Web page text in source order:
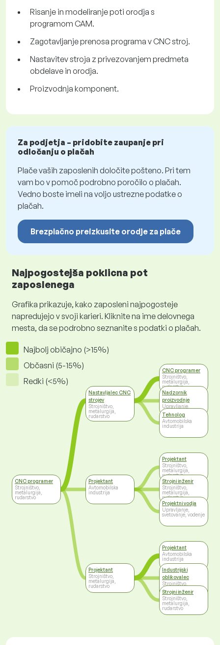
Risanje in modeliranje poti orodja s
programom CAM.
Zagotavljanje prenosa programa v CNC stroj.
Nastavitev stroja z privezovanjem predmeta
obdelave in orodja.
Proizvodnja komponent.
Za podjetja – pridobite zaupanje pri
odločanju o plačah
Plače vaših zaposlenih določite pošteno. Pri tem
vam bo v pomoč podrobno poročilo o plačah.
Vedno boste imeli na voljo ustrezne podatke o
plačah.
Brezplačno preizkusite orodje za plače
Najpogostejša poklicna pot
zaposlenega
Grafika prikazuje, kako zaposleni najpogosteje
napredujejo v svoji karieri. Kliknite na ime delovnega
mesta, da se podrobno seznanite s podatki o plačah.
Najbolj običajno (>15%)
Občasni (5-15%)
Redki (<5%)
CNC programer
Strojništvo,
metalurgija,
rudarstvo
Nastavljalec CNC
strojev
Strojništvo,
metalurgija,
rudarstvo
Projektant
Avtomobilska
industrija
Projektant
Strojništvo,
metalurgija,
rudarstvo
CNC programer
Strojništvo,
metalurgija,
rudarstvo
Nadzornik
proizvodnje
Upravljanje,
svetovanje, vodenje
Tehnolog
Avtomobilska
industrija
Projektant
Strojništvo,
metalurgija,
rudarstvo
Strojni inženir
Strojništvo,
metalurgija,
rudarstvo
Projektni vodja
Upravljanje,
svetovanje, vodenje
Projektant
Avtomobilska
industrija
Industrijski
oblikovalec
Strojništvo,
metalurgija,
rudarstvo
Strojni inženir
Strojništvo,
metalurgija,
rudarstvo